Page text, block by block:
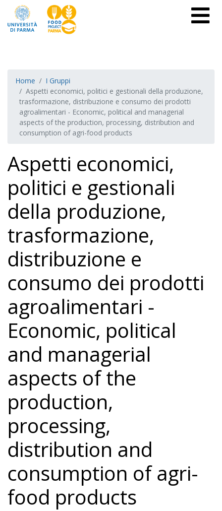
Home
I Gruppi
Aspetti economici, politici e gestionali della produzione,
trasformazione, distribuzione e consumo dei prodotti
agroalimentari - Economic, political and managerial
aspects of the production, processing, distribution and
consumption of agri-food products
Aspetti economici,
politici e gestionali
della produzione,
trasformazione,
distribuzione e
consumo dei prodotti
agroalimentari -
Economic, political
and managerial
aspects of the
production,
processing,
distribution and
consumption of agri-
food products